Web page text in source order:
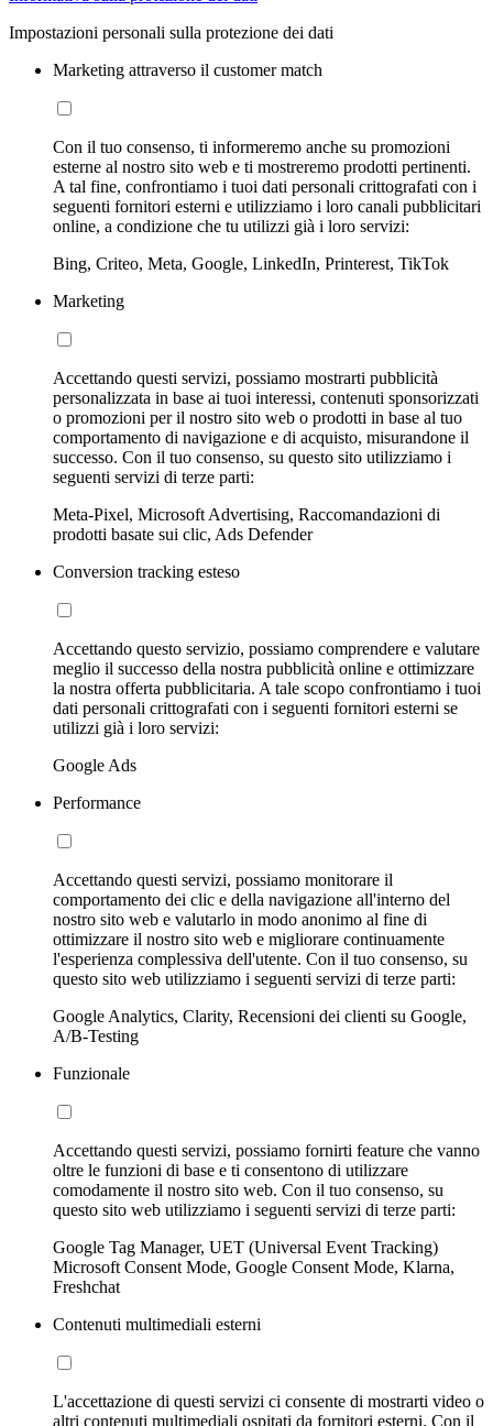
Impostazioni personali sulla protezione dei dati
Marketing attraverso il customer match
Con il tuo consenso, ti informeremo anche su promozioni
esterne al nostro sito web e ti mostreremo prodotti pertinenti.
A tal fine, confrontiamo i tuoi dati personali crittografati con i
seguenti fornitori esterni e utilizziamo i loro canali pubblicitari
online, a condizione che tu utilizzi già i loro servizi:
Bing, Criteo, Meta, Google, LinkedIn, Printerest, TikTok
Marketing
Accettando questi servizi, possiamo mostrarti pubblicità
personalizzata in base ai tuoi interessi, contenuti sponsorizzati
o promozioni per il nostro sito web o prodotti in base al tuo
comportamento di navigazione e di acquisto, misurandone il
successo. Con il tuo consenso, su questo sito utilizziamo i
seguenti servizi di terze parti:
Meta-Pixel, Microsoft Advertising, Raccomandazioni di
prodotti basate sui clic, Ads Defender
Conversion tracking esteso
Accettando questo servizio, possiamo comprendere e valutare
meglio il successo della nostra pubblicità online e ottimizzare
la nostra offerta pubblicitaria. A tale scopo confrontiamo i tuoi
dati personali crittografati con i seguenti fornitori esterni se
utilizzi già i loro servizi:
Google Ads
Performance
Accettando questi servizi, possiamo monitorare il
comportamento dei clic e della navigazione all'interno del
nostro sito web e valutarlo in modo anonimo al fine di
ottimizzare il nostro sito web e migliorare continuamente
l'esperienza complessiva dell'utente. Con il tuo consenso, su
questo sito web utilizziamo i seguenti servizi di terze parti:
Google Analytics, Clarity, Recensioni dei clienti su Google,
A/B-Testing
Funzionale
Accettando questi servizi, possiamo fornirti feature che vanno
oltre le funzioni di base e ti consentono di utilizzare
comodamente il nostro sito web. Con il tuo consenso, su
questo sito web utilizziamo i seguenti servizi di terze parti:
Google Tag Manager, UET (Universal Event Tracking)
Microsoft Consent Mode, Google Consent Mode, Klarna,
Freshchat
Contenuti multimediali esterni
L'accettazione di questi servizi ci consente di mostrarti video o
altri contenuti multimediali ospitati da fornitori esterni. Con il